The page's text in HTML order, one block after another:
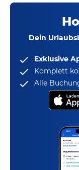
Dein
Exklusive
Komplett
Alle